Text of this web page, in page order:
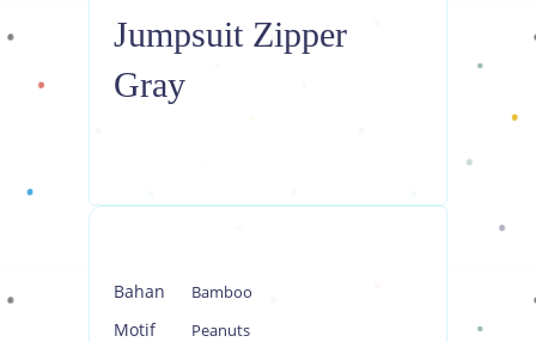
Jumpsuit Zipper
Gray
Bahan Bamboo
Motif Peanuts